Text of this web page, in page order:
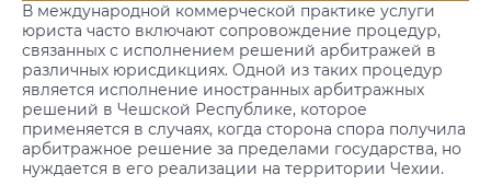
В международной коммерческой практике услуги
юриста часто включают сопровождение процедур,
связанных с исполнением решений арбитражей в
различных юрисдикциях. Одной из таких процедур
является исполнение иностранных арбитражных
решений в Чешской Республике, которое
применяется в случаях, когда сторона спора получила
арбитражное решение за пределами государства, но
нуждается в его реализации на территории Чехии.